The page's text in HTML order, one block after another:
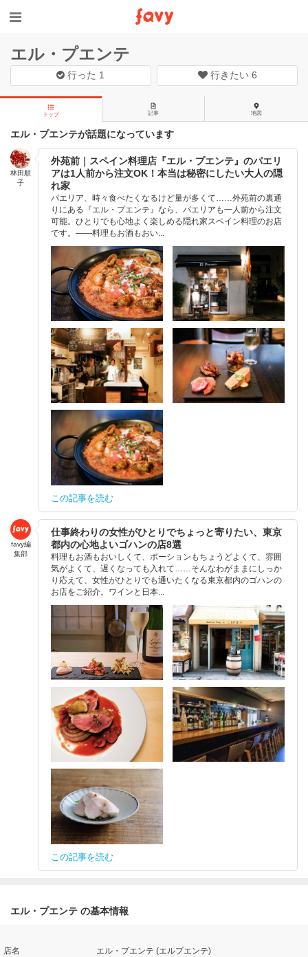
エル・プエンテ
行った 1 行きたい 6
トップ 記事 地図
エル・プエンテが話題になっています
林田順
子
外苑前｜スペイン料理店『エル・プエンテ』のパエリ
アは1人前から注文OK！本当は秘密にしたい大人の隠
れ家
パエリア、時々食べたくなるけど量が多くて……外苑前の裏通
りにある『エル・プエンテ』なら、パエリアも一人前から注文
可能。ひとりでも心地よく楽しめる隠れ家スペイン料理のお店
です。——料理もお酒もおい...
この記事を読む
favy編
集部
仕事終わりの女性がひとりでちょっと寄りたい、東京
都内の心地よいゴハンの店8選
料理もお酒もおいしくて、ポーションもちょうどよくて、雰囲
気がよくて、遅くなっても入れて……そんなわがままにしっか
り応えて、女性がひとりでも通いたくなる東京都内のゴハンの
お店をご紹介。ワインと日本...
この記事を読む
エル・プエンテ の基本情報
店名 エル・プエンテ (エルプエンテ)